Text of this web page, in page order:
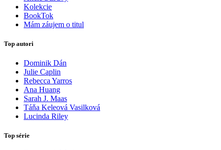
Kolekcie
BookTok
Mám záujem o titul
Top autori
Dominik Dán
Julie Caplin
Rebecca Yarros
Ana Huang
Sarah J. Maas
Táňa Keleová Vasilková
Lucinda Riley
Top série